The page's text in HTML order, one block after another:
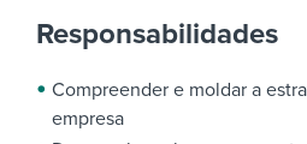
Responsabilidades
Compreender e moldar a
empresa